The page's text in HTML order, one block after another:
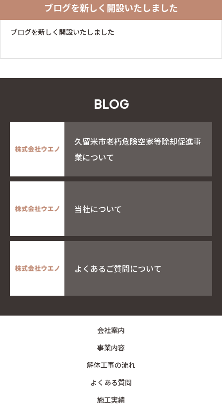
ブログを新しく開設いたしました
ブログを新しく開設いたしました
BLOG
久留米市老朽危険空家等除却促進事
業について
当社について
よくあるご質問について
会社案内
事業内容
解体工事の流れ
よくある質問
施工実績